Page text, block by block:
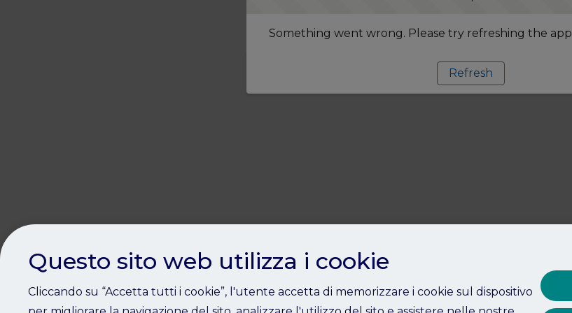
Something went wrong. Please try refreshing the app
Refresh
Questo sito web utilizza i cookie
Cliccando su “Accetta tutti i cookie”, l'utente accetta di memorizzare i cookie sul dispositivo